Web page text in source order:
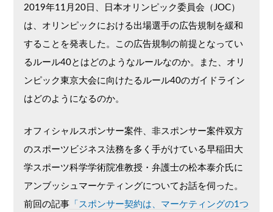
2019年11月20日、日本オリンピック委員会（JOC）
は、オリンピックにおける出場選手の広告規制を緩和
することを発表した。この広告規制の前提となってい
るルール40とはどのようなルールなのか。また、オリ
ンピック東京大会に向けたるルール40のガイドライン
はどのようになるのか。
オフィシャルスポンサー案件、非スポンサー案件双方
のスポーツビジネス法務を多く手がけている早稲田大
学スポーツ科学学術院准教授・弁護士の松本泰介氏に
アンブッシュマーケティングについてお話を伺った。
前回の記事 「スポンサー契約は、マーケティングの1つ